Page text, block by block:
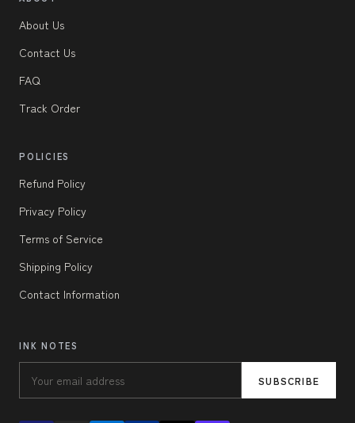
About Us
Contact Us
FAQ
Track Order
POLICIES
Refund Policy
Privacy Policy
Terms of Service
Shipping Policy
Contact Information
INK NOTES
SUBSCRIBE